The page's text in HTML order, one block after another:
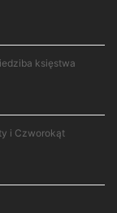
księstwa
i Czworokąt